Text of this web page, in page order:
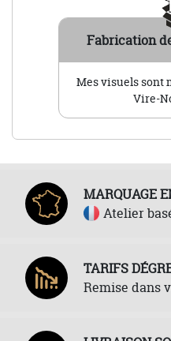
Fabrication
Mes visuels sont
Vire-
MARQUAGE
Atelier
TARIFS
Remise dans